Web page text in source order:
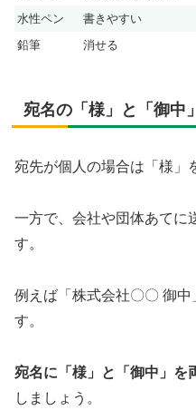
水性ペン
書きやすい
鉛筆
消せる
宛名の「様」と「御中
宛先が個人の場合は「様」
一方で、会社や団体あてに
す。
例えば「株式会社〇〇 御
す。
宛名に「様」と「御中」を
しましょう。